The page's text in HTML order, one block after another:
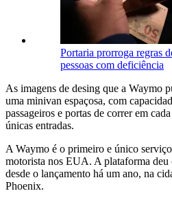
Portaria prorroga regras
pessoas com deficiência
As imagens de desing que a Waymo
uma minivan espaçosa, com
passageiros e portas de correr em
únicas entradas.
A Waymo é o primeiro e único
motorista nos EUA. A plataforma deu
desde o lançamento há um ano, na
Phoenix.